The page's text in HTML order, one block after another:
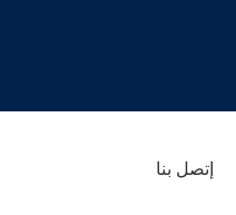
إتصل بنا